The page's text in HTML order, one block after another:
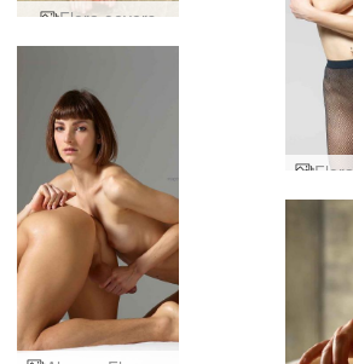
Flora oevers